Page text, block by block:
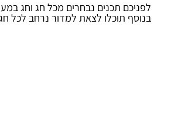
לפניכם תכנים נבחרים מכל חג וחג
בנוסף תוכלו לצאת למדור נרחב לכל